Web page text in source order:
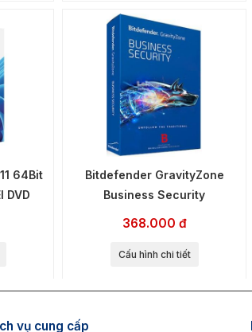
64Bit
DVD
Bitdefender GravityZone
Business Security
368.000 đ
Cấu hình chi tiết
vụ cung cấp